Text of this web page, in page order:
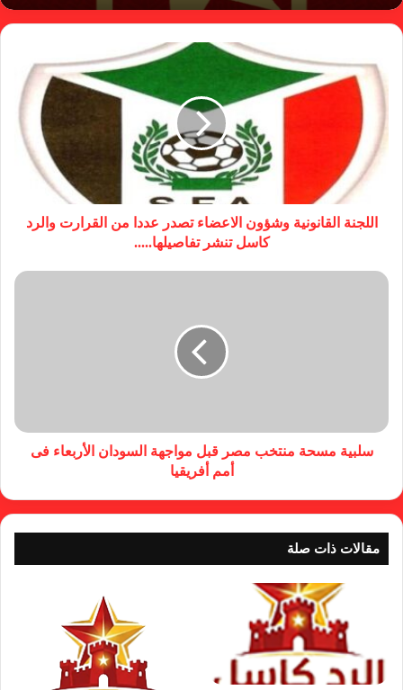
اللجنة القانونية وشؤون الاعضاء تصدر عددا من القرارت والرد
كاسل تنشر تفاصيلها.....
سلبية مسحة منتخب مصر قبل مواجهة السودان الأربعاء فى
أمم أفريقيا
مقالات ذات صلة